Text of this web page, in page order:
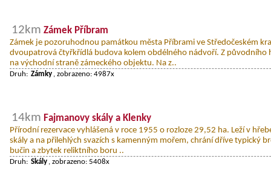
12km Zámek Příbram
Zámek je pozoruhodnou památkou města Příbrami ve Středočeském
dvoupatrová čtyřkřídlá budova kolem obdélného nádvoří. Z původního
na východní straně zámeckého objektu. Na z..
Druh: Zámky , zobrazeno: 4987x
14km Fajmanovy skály a Klenky
Přírodní rezervace vyhlášená v roce 1955 o rozloze 29,52 ha. Leží v
skály a na přilehlých svazích s kamenným mořem, chrání dříve typický
bučin a zbytek reliktního boru ..
Druh: Skály , zobrazeno: 5408x